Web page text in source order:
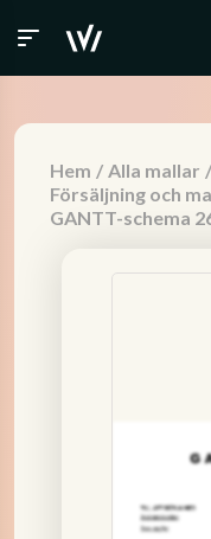
Hem / Alla mallar /
Försäljning och
GANTT-schema